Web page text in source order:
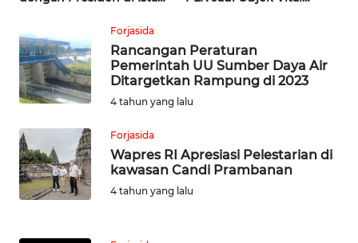
Forjasida
Rancangan Peraturan
Pemerintah UU Sumber Daya Air
Ditargetkan Rampung di 2023
4 tahun yang lalu
Forjasida
Wapres RI Apresiasi Pelestarian di
kawasan Candi Prambanan
4 tahun yang lalu
WN
JABAR
WN
NTT
WN